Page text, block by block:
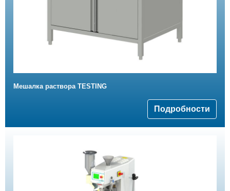
Мешалка раствора TESTING
Подробности